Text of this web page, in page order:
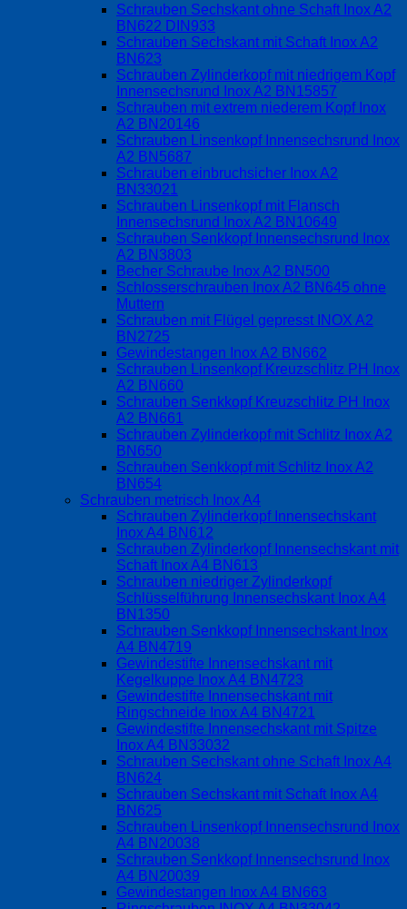
Schrauben Sechskant ohne Schaft Inox A2
BN622 DIN933
Schrauben Sechskant mit Schaft Inox A2
BN623
Schrauben Zylinderkopf mit niedrigem Kopf
Innensechsrund Inox A2 BN15857
Schrauben mit extrem niederem Kopf Inox
A2 BN20146
Schrauben Linsenkopf Innensechsrund Inox
A2 BN5687
Schrauben einbruchsicher Inox A2
BN33021
Schrauben Linsenkopf mit Flansch
Innensechsrund Inox A2 BN10649
Schrauben Senkkopf Innensechsrund Inox
A2 BN3803
Becher Schraube Inox A2 BN500
Schlosserschrauben Inox A2 BN645 ohne
Muttern
Schrauben mit Flügel gepresst INOX A2
BN2725
Gewindestangen Inox A2 BN662
Schrauben Linsenkopf Kreuzschlitz PH Inox
A2 BN660
Schrauben Senkkopf Kreuzschlitz PH Inox
A2 BN661
Schrauben Zylinderkopf mit Schlitz Inox A2
BN650
Schrauben Senkkopf mit Schlitz Inox A2
BN654
Schrauben metrisch Inox A4
Schrauben Zylinderkopf Innensechskant
Inox A4 BN612
Schrauben Zylinderkopf Innensechskant mit
Schaft Inox A4 BN613
Schrauben niedriger Zylinderkopf
Schlüsselführung Innensechskant Inox A4
BN1350
Schrauben Senkkopf Innensechskant Inox
A4 BN4719
Gewindestifte Innensechskant mit
Kegelkuppe Inox A4 BN4723
Gewindestifte Innensechskant mit
Ringschneide Inox A4 BN4721
Gewindestifte Innensechskant mit Spitze
Inox A4 BN33032
Schrauben Sechskant ohne Schaft Inox A4
BN624
Schrauben Sechskant mit Schaft Inox A4
BN625
Schrauben Linsenkopf Innensechsrund Inox
A4 BN20038
Schrauben Senkkopf Innensechsrund Inox
A4 BN20039
Gewindestangen Inox A4 BN663